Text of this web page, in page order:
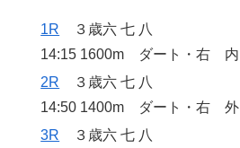
1R ３歳六 七 八
14:15 1600m ダート・右 内
2R ３歳六 七 八
14:50 1400m ダート・右 外
3R ３歳六 七 八